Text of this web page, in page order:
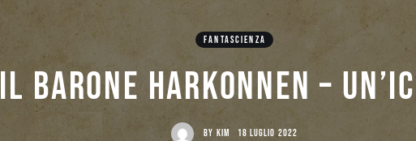
FANTASCIENZA
Il Barone Harkonnen –
BY KIM 18 LUGLIO 2022